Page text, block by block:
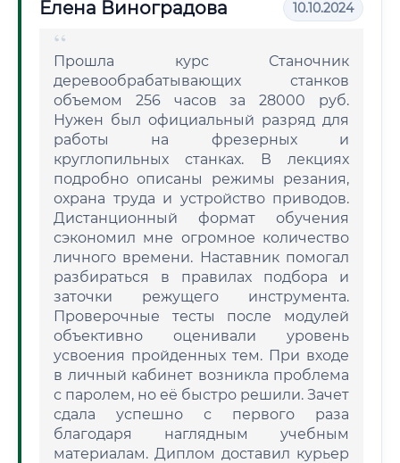
Елена Виноградова 10.10.2024
Прошла курс Станочник
деревообрабатывающих станков
объемом 256 часов за 28000 руб.
Нужен был официальный разряд для
работы на фрезерных и
круглопильных станках. В лекциях
подробно описаны режимы резания,
охрана труда и устройство приводов.
Дистанционный формат обучения
сэкономил мне огромное количество
личного времени. Наставник помогал
разбираться в правилах подбора и
заточки режущего инструмента.
Проверочные тесты после модулей
объективно оценивали уровень
усвоения пройденных тем. При входе
в личный кабинет возникла проблема
с паролем, но её быстро решили. Зачет
сдала успешно с первого раза
благодаря наглядным учебным
материалам. Диплом доставил курьер